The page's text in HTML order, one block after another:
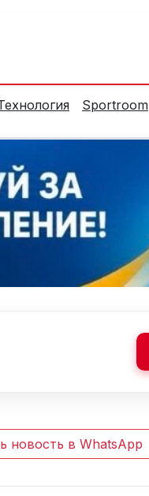
Sportroom
новость в WhatsApp